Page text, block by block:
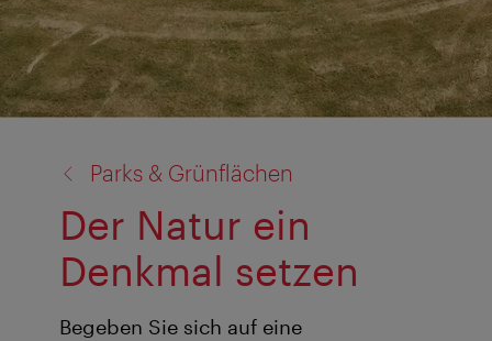
Parks & Grünflächen
Der Natur ein
Denkmal setzen
Begeben Sie sich auf eine